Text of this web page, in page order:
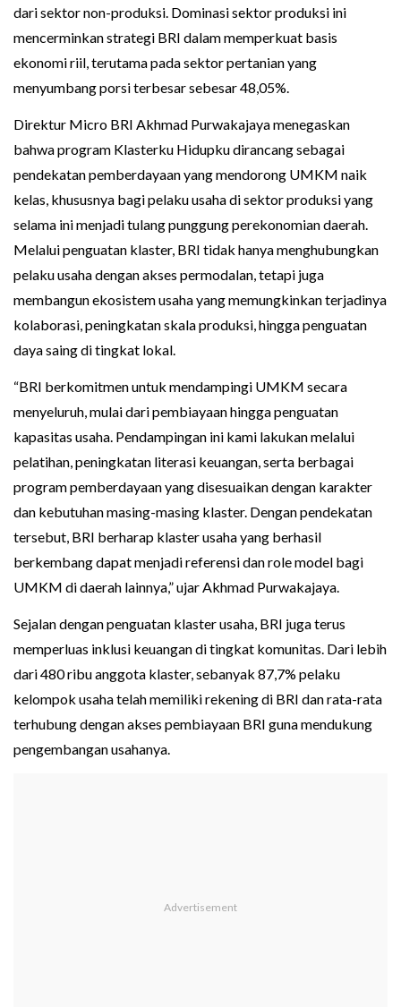
dari sektor non-produksi. Dominasi sektor produksi ini
mencerminkan strategi BRI dalam memperkuat basis
ekonomi riil, terutama pada sektor pertanian yang
menyumbang porsi terbesar sebesar 48,05%.
Direktur Micro BRI Akhmad Purwakajaya menegaskan
bahwa program Klasterku Hidupku dirancang sebagai
pendekatan pemberdayaan yang mendorong UMKM naik
kelas, khususnya bagi pelaku usaha di sektor produksi yang
selama ini menjadi tulang punggung perekonomian daerah.
Melalui penguatan klaster, BRI tidak hanya menghubungkan
pelaku usaha dengan akses permodalan, tetapi juga
membangun ekosistem usaha yang memungkinkan terjadinya
kolaborasi, peningkatan skala produksi, hingga penguatan
daya saing di tingkat lokal.
“BRI berkomitmen untuk mendampingi UMKM secara
menyeluruh, mulai dari pembiayaan hingga penguatan
kapasitas usaha. Pendampingan ini kami lakukan melalui
pelatihan, peningkatan literasi keuangan, serta berbagai
program pemberdayaan yang disesuaikan dengan karakter
dan kebutuhan masing-masing klaster. Dengan pendekatan
tersebut, BRI berharap klaster usaha yang berhasil
berkembang dapat menjadi referensi dan role model bagi
UMKM di daerah lainnya,” ujar Akhmad Purwakajaya.
Sejalan dengan penguatan klaster usaha, BRI juga terus
memperluas inklusi keuangan di tingkat komunitas. Dari lebih
dari 480 ribu anggota klaster, sebanyak 87,7% pelaku
kelompok usaha telah memiliki rekening di BRI dan rata-rata
terhubung dengan akses pembiayaan BRI guna mendukung
pengembangan usahanya.